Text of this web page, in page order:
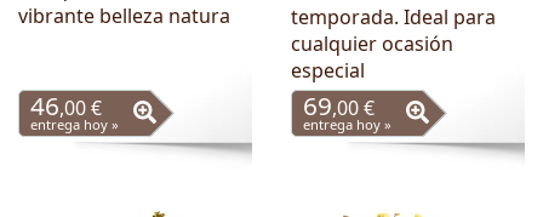
vibrante belleza natura
46,00 €
entrega hoy »
temporada. Ideal para
cualquier ocasión
especial
69,00 €
entrega hoy »